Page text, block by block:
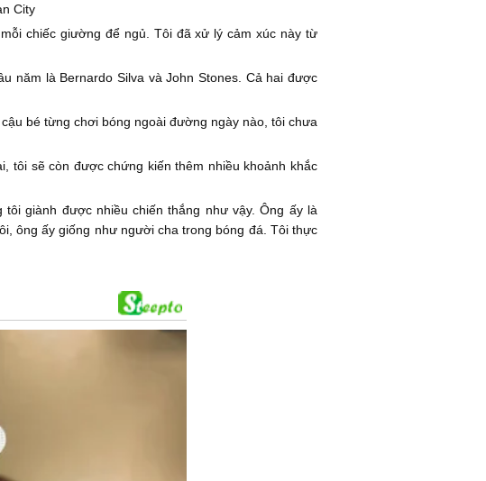
City
chiếc giường để ngủ. Tôi đã xử lý cảm xúc này từ
năm là Bernardo Silva và John Stones. Cả hai được
bé từng chơi bóng ngoài đường ngày nào, tôi chưa
tôi sẽ còn được chứng kiến thêm nhiều khoảnh khắc
giành được nhiều chiến thắng như vậy. Ông ấy là
ông ấy giống như người cha trong bóng đá. Tôi thực